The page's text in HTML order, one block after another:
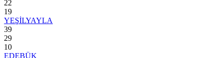
22
19
YEŞİLYAYLA
39
29
10
EDEBÜK